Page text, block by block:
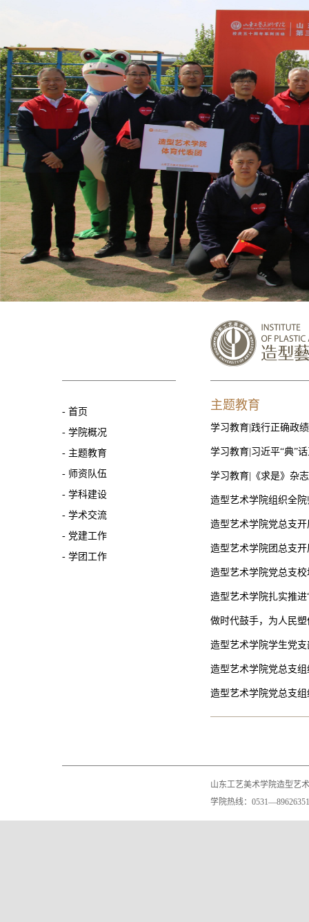
- 首页
- 学院概况
- 主题教育
- 师资队伍
- 学科建设
- 学术交流
- 党建工作
- 学团工作
主题教育
学习教育|践行正确政
学习教育|习近平“典”
学习教育|《求是》杂
造型艺术学院组织全
造型艺术学院党总支
造型艺术学院团总支
造型艺术学院党总支
造型艺术学院扎实推
做时代鼓手，为人民
造型艺术学院学生党
造型艺术学院党总支
造型艺术学院党总支
山东工艺美术学院造型艺
学院热线：